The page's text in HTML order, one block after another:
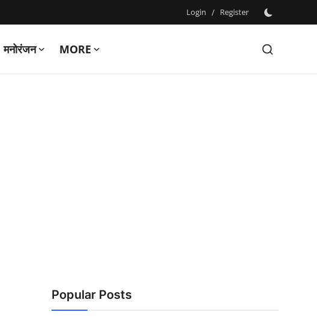
Login / Register
मनोरंजन MORE
Popular Posts